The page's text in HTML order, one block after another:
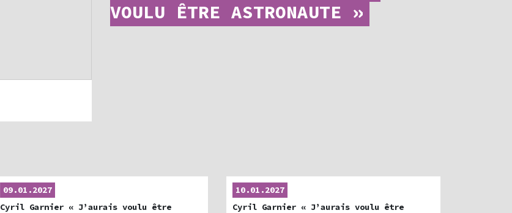
VOULU ÊTRE ASTRONAUTE »
09.01.2027
Cyril Garnier « J’aurais voulu être
10.01.2027
Cyril Garnier « J’aurais voulu être